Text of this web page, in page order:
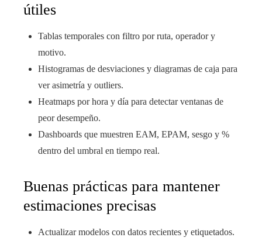
útiles
Tablas temporales con filtro por ruta, operador y
motivo.
Histogramas de desviaciones y diagramas de caja para
ver asimetría y outliers.
Heatmaps por hora y día para detectar ventanas de
peor desempeño.
Dashboards que muestren EAM, EPAM, sesgo y %
dentro del umbral en tiempo real.
Buenas prácticas para mantener
estimaciones precisas
Actualizar modelos con datos recientes y etiquetados.